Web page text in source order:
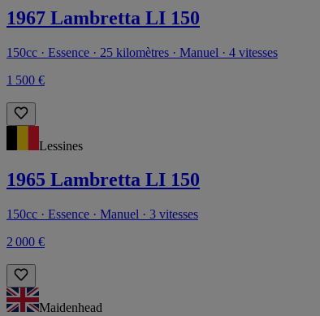
1967 Lambretta LI 150
150cc · Essence · 25 kilomètres · Manuel · 4 vitesses
1 500 €
Lessines
1965 Lambretta LI 150
150cc · Essence · Manuel · 3 vitesses
2 000 €
Maidenhead